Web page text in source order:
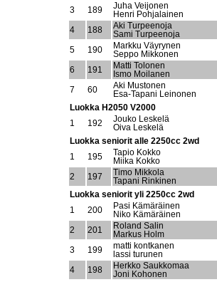
3
189
Juha Veijonen
Henri Pohjalainen
4
188
Aki Turpeenoja
Sami Turpeenoja
5
190
Markku Väyrynen
Seppo Mikkonen
6
191
Matti Tolonen
Ismo Moilanen
7
60
Aki Mustonen
Esa-Tapani Leinonen
Luokka H2050 V2000
1
192
Jouko Leskelä
Oiva Leskelä
Luokka seniorit alle 2250cc 2wd
1
195
Tapio Kokko
Miika Kokko
2
197
Timo Mikkola
Tapani Rinkinen
Luokka seniorit yli 2250cc 2wd
1
200
Pasi Kämäräinen
Niko Kämäräinen
2
201
Roland Salin
Markus Holm
3
199
matti kontkanen
lassi turunen
4
198
Herkko Saukkomaa
Joni Kohonen